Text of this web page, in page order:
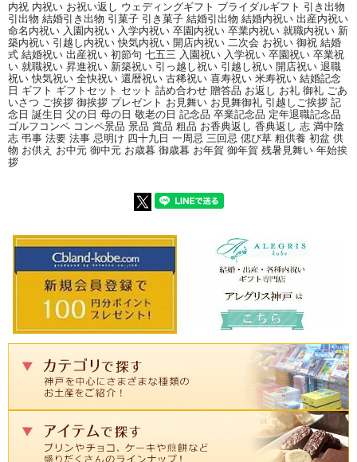
内祝 内祝い お祝い返し ウェディングギフト ブライダルギフト 引き出物
引出物 結婚引き出物 引菓子 引き菓子 結婚引出物 結婚内祝い 出産内祝い
命名内祝い 入園内祝い 入学内祝い 卒園内祝い 卒業内祝い 就職内祝い 新
築内祝い 引越し内祝い 快気内祝い 開店内祝い 二次会 お祝い 御祝 結婚
式 結婚祝い 出産祝い 初節句 七五三 入園祝い 入学祝い 卒園祝い 卒業祝
い 就職祝い 昇進祝い 新築祝い 引っ越し祝い 引越し祝い 開店祝い 退職
祝い 快気祝い 全快祝い 還暦祝い 古稀祝い 喜寿祝い 米寿祝い 結婚記念
日 ギフト ギフトセット セット 詰め合わせ 贈答品 お返し お礼 御礼 ごあ
いさつ ご挨拶 御挨拶 プレゼント お見舞い お見舞御礼 引越しご挨拶 記
念日 誕生日 父の日 母の日 敬老の日 記念品 卒業記念品 定年退職記念品
ゴルフコンペ コンペ景品 景品 賞品 粗品 お香典返し 香典返し 志 満中陰
志 弔事 法要 法事 忌明け 四十九日 一周忌 三回忌 偲び草 粗供養 初盆 供
物 お供え お中元 御中元 お歳暮 御歳暮 お年賀 御年賀 残暑見舞い 年始挨
拶